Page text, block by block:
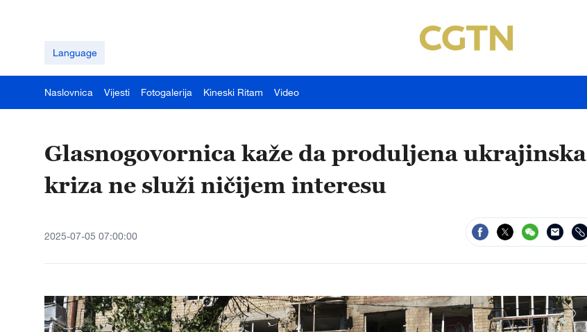
Language
Naslovnica Vijesti Fotogalerija Kineski Ritam Video
Glasnogovornica kaže da produljena ukrajinska
kriza ne služi ničijem interesu
2025-07-05 07:00:00